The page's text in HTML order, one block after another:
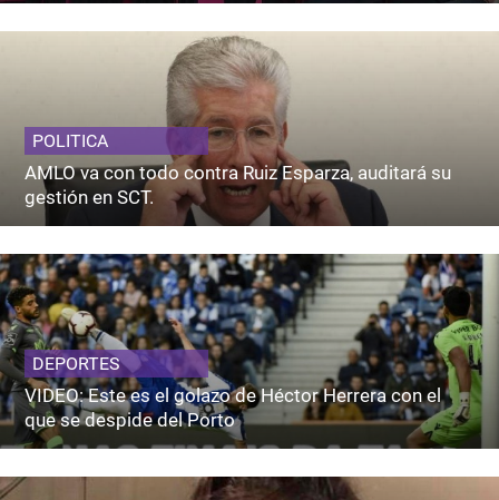
POLITICA
AMLO va con todo contra Ruiz Esparza, auditará su
gestión en SCT.
DEPORTES
VIDEO: Este es el golazo de Héctor Herrera con el
que se despide del Porto